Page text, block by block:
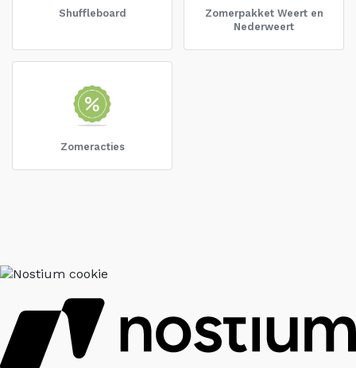
Shuffleboard
Zomerpakket Weert en
Nederweert
Zomeracties